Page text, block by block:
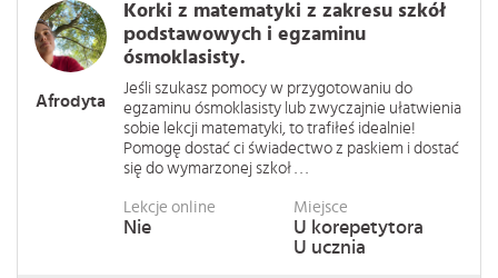
Afrodyta
Korki z matematyki z zakresu szkół
podstawowych i egzaminu
ósmoklasisty.
Jeśli szukasz pomocy w przygotowaniu do
egzaminu ósmoklasisty lub zwyczajnie ułatwienia
sobie lekcji matematyki, to trafiłeś idealnie!
Pomogę dostać ci świadectwo z paskiem i dostać
się do wymarzonej szkoł . . .
Lekcje online
Nie
Miejsce
U korepetytora
U ucznia